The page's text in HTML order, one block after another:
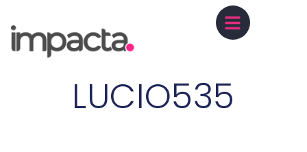
LUCIO535